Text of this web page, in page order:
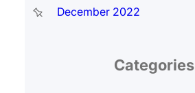
December 2022
Categories